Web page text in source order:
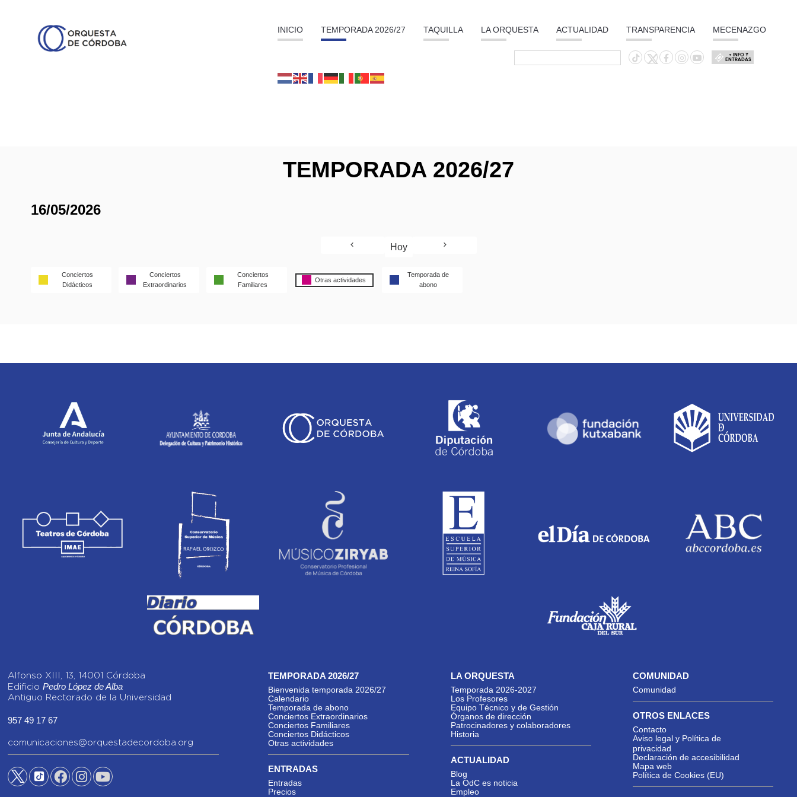
INICIO TEMPORADA 2026/27 TAQUILLA LA ORQUESTA ACTUALIDAD TRANSPARENCIA MECENAZGO
+ INFO Y
ENTRADAS
TEMPORADA 2026/27
16/05/2026
Hoy
Conciertos
Didácticos
Conciertos
Extraordinarios
Conciertos
Familiares
Otras actividades
Temporada de
abono
Alfonso XIII, 13, 14001 Córdoba
Edificio Pedro López de Alba
Antiguo Rectorado de la Universidad
957 49 17 67
comunicaciones@orquestadecordoba.org
TEMPORADA 2026/27
Bienvenida temporada 2026/27
Calendario
Temporada de abono
Conciertos Extraordinarios
Conciertos Familiares
Conciertos Didácticos
Otras actividades
ENTRADAS
Entradas
Precios
LA ORQUESTA
Temporada 2026-2027
Los Profesores
Equipo Técnico y de Gestión
Órganos de dirección
Patrocinadores y colaboradores
Historia
ACTUALIDAD
Blog
La OdC es noticia
Empleo
COMUNIDAD
Comunidad
OTROS ENLACES
Contacto
Aviso legal y Política de
privacidad
Declaración de accesibilidad
Mapa web
Política de Cookies (EU)